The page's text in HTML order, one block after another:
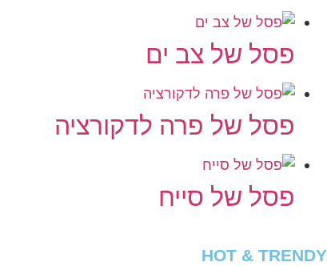
פסל של צב ים
פסל של פרה לדקורציה
פסל של סייח
HOT & TRENDY